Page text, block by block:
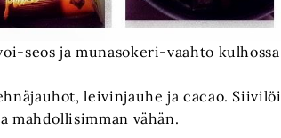
seos ja munasokeri-vaahto
leivinjauhe ja cacao.
mahdollisimman vähän.